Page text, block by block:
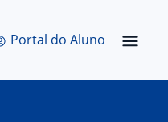
Portal do Aluno